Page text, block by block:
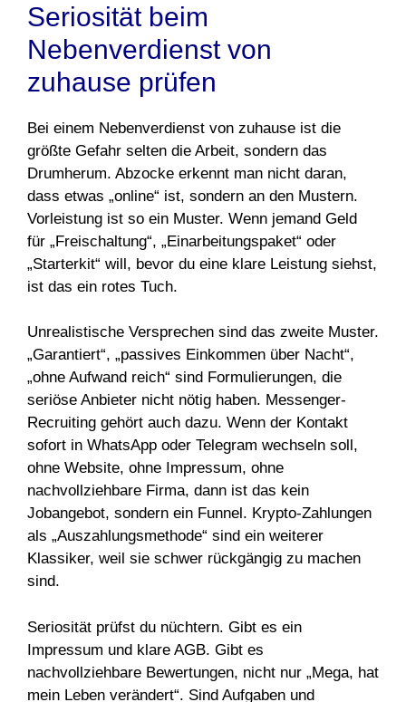
Seriosität beim
Nebenverdienst von
zuhause prüfen
Bei einem Nebenverdienst von zuhause ist die
größte Gefahr selten die Arbeit, sondern das
Drumherum. Abzocke erkennt man nicht daran,
dass etwas „online“ ist, sondern an den Mustern.
Vorleistung ist so ein Muster. Wenn jemand Geld
für „Freischaltung“, „Einarbeitungspaket“ oder
„Starterkit“ will, bevor du eine klare Leistung siehst,
ist das ein rotes Tuch.
Unrealistische Versprechen sind das zweite Muster.
„Garantiert“, „passives Einkommen über Nacht“,
„ohne Aufwand reich“ sind Formulierungen, die
seriöse Anbieter nicht nötig haben. Messenger-
Recruiting gehört auch dazu. Wenn der Kontakt
sofort in WhatsApp oder Telegram wechseln soll,
ohne Website, ohne Impressum, ohne
nachvollziehbare Firma, dann ist das kein
Jobangebot, sondern ein Funnel. Krypto-Zahlungen
als „Auszahlungsmethode“ sind ein weiterer
Klassiker, weil sie schwer rückgängig zu machen
sind.
Seriosität prüfst du nüchtern. Gibt es ein
Impressum und klare AGB. Gibt es
nachvollziehbare Bewertungen, nicht nur „Mega, hat
mein Leben verändert“. Sind Aufgaben und